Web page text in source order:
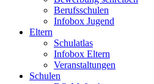
Berufsschulen
Infobox Jugend
Eltern
Schulatlas
Infobox Eltern
Veranstaltungen
Schulen